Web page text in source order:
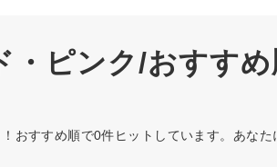
ピンク/おすす
すすめ順で0件ヒットしています。あなた